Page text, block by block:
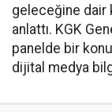
geleceğine dair
anlattı. KGK
panelde bir
dijital medya